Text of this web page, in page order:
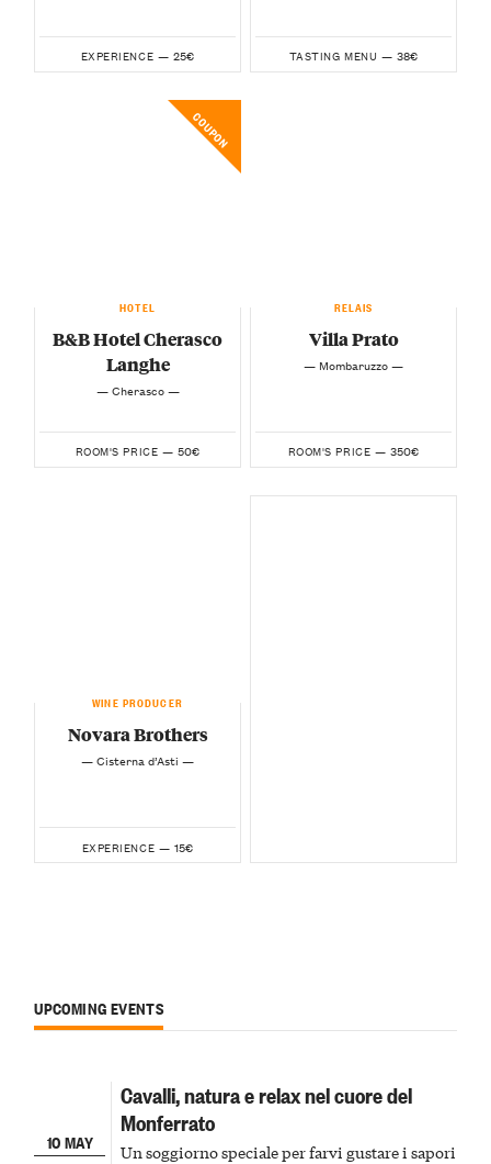
EXPERIENCE — 25€ TASTING MENU — 38€
COUPON
HOTEL
B&B Hotel Cherasco
Langhe
— Cherasco —
ROOM'S PRICE — 50€
RELAIS
Villa Prato
— Mombaruzzo —
ROOM'S PRICE — 350€
WINE PRODUCER
Novara Brothers
— Cisterna d’Asti —
EXPERIENCE — 15€
UPCOMING EVENTS
10 MAY
Cavalli, natura e relax nel cuore del
Monferrato
Un soggiorno speciale per farvi gustare i sapori